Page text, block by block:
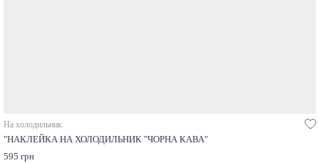
На холодильник
"НАКЛЕЙКА НА ХОЛОДИЛЬНИК "ЧОРНА КАВА"
595 грн